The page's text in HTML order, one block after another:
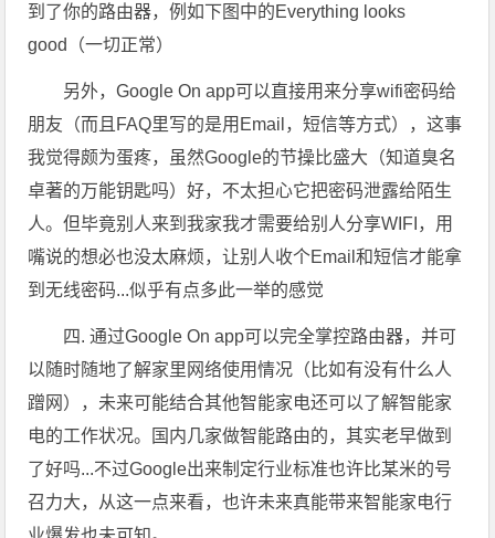
到了你的路由器，例如下图中的Everything looks
good（一切正常）
另外，Google On app可以直接用来分享wifi密码给
朋友（而且FAQ里写的是用Email，短信等方式），这事
我觉得颇为蛋疼，虽然Google的节操比盛大（知道臭名
卓著的万能钥匙吗）好，不太担心它把密码泄露给陌生
人。但毕竟别人来到我家我才需要给别人分享WIFI，用
嘴说的想必也没太麻烦，让别人收个Email和短信才能拿
到无线密码...似乎有点多此一举的感觉
四. 通过Google On app可以完全掌控路由器，并可
以随时随地了解家里网络使用情况（比如有没有什么人
蹭网），未来可能结合其他智能家电还可以了解智能家
电的工作状况。国内几家做智能路由的，其实老早做到
了好吗...不过Google出来制定行业标准也许比某米的号
召力大，从这一点来看，也许未来真能带来智能家电行